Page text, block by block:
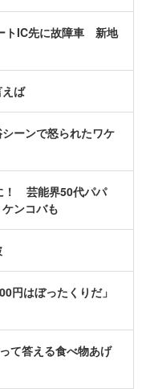
トIC先に故障車 新地
ば
ーンで怒られたワケ
！ 芸能界50代パパ
ンコバも
円はぼったくりだ」
て答える食べ物あげ